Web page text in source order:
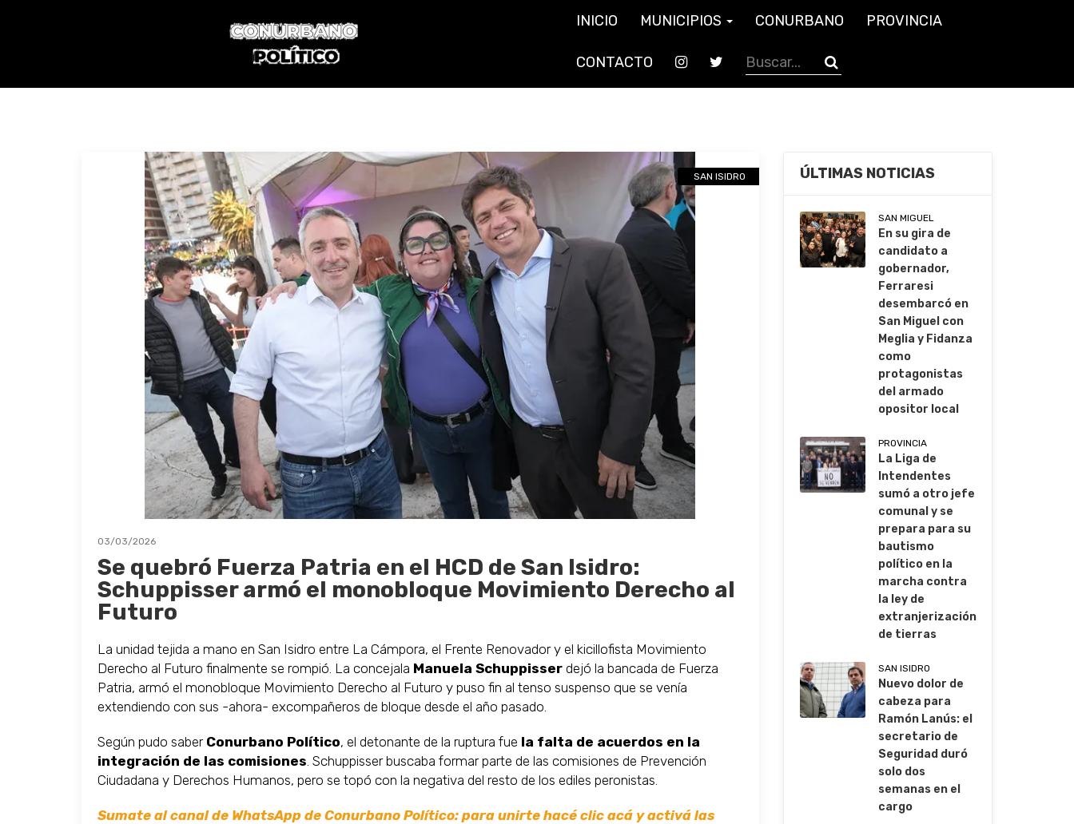
INICIO MUNICIPIOS CONURBANO PROVINCIA
CONTACTO
SAN ISIDRO
03/03/2026
Se quebró Fuerza Patria en el HCD de San Isidro:
Schuppisser armó el monobloque Movimiento Derecho al
Futuro
La unidad tejida a mano en San Isidro entre La Cámpora, el Frente Renovador y el kicillofista Movimiento
Derecho al Futuro finalmente se rompió. La concejala Manuela Schuppisser dejó la bancada de Fuerza
Patria, armó el monobloque Movimiento Derecho al Futuro y puso fin al tenso suspenso que se venía
extendiendo con sus -ahora- excompañeros de bloque desde el año pasado.
Según pudo saber Conurbano Político, el detonante de la ruptura fue la falta de acuerdos en la
integración de las comisiones. Schuppisser buscaba formar parte de las comisiones de Prevención
Ciudadana y Derechos Humanos, pero se topó con la negativa del resto de los ediles peronistas.
Sumate al canal de WhatsApp de Conurbano Político: para unirte hacé clic acá y activá las
ÚLTIMAS NOTICIAS
SAN MIGUEL
En su gira de
candidato a
gobernador,
Ferraresi
desembarcó en
San Miguel con
Meglia y Fidanza
como
protagonistas
del armado
opositor local
PROVINCIA
La Liga de
Intendentes
sumó a otro jefe
comunal y se
prepara para su
bautismo
político en la
marcha contra
la ley de
extranjerización
de tierras
SAN ISIDRO
Nuevo dolor de
cabeza para
Ramón Lanús: el
secretario de
Seguridad duró
solo dos
semanas en el
cargo